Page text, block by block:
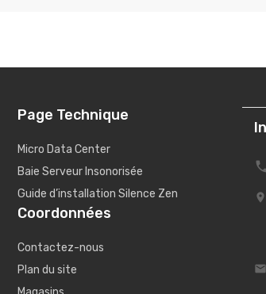
Page Technique
Micro Data Center
Baie Serveur Insonorisée
Guide d’installation Silence Zen
Coordonnées
Contactez-nous
Plan du site

